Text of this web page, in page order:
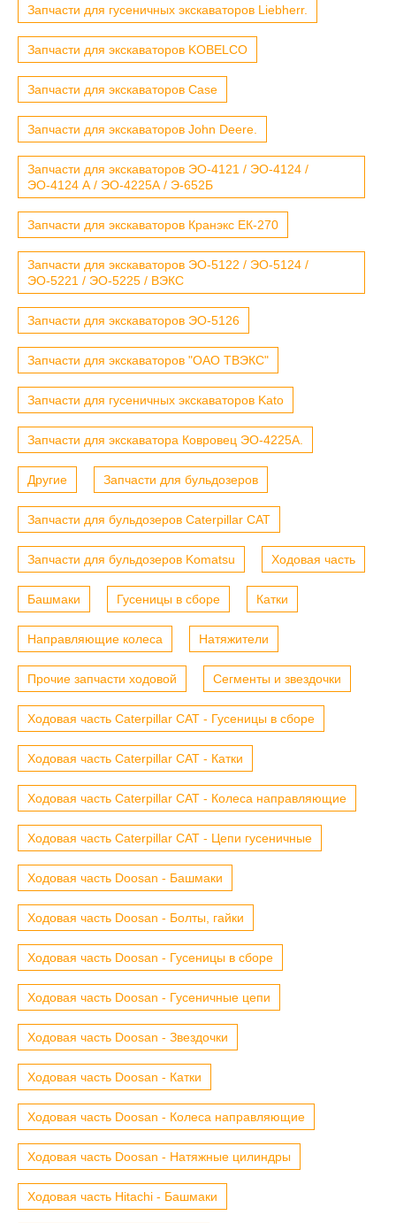
Запчасти для гусеничных экскаваторов Liebherr.
Запчасти для экскаваторов KOBELCO
Запчасти для экскаваторов Case
Запчасти для экскаваторов John Deere.
Запчасти для экскаваторов ЭО-4121 / ЭО-4124 /
ЭО-4124 А / ЭО-4225А / Э-652Б
Запчасти для экскаваторов Кранэкс ЕК-270
Запчасти для экскаваторов ЭО-5122 / ЭО-5124 /
ЭО-5221 / ЭО-5225 / ВЭКС
Запчасти для экскаваторов ЭО-5126
Запчасти для экскаваторов "ОАО ТВЭКС"
Запчасти для гусеничных экскаваторов Kato
Запчасти для экскаватора Ковровец ЭО-4225А.
Другие Запчасти для бульдозеров
Запчасти для бульдозеров Caterpillar CAT
Запчасти для бульдозеров Komatsu Ходовая часть
Башмаки Гусеницы в сборе Катки
Направляющие колеса Натяжители
Прочие запчасти ходовой Сегменты и звездочки
Ходовая часть Caterpillar CAT - Гусеницы в сборе
Ходовая часть Caterpillar CAT - Катки
Ходовая часть Caterpillar CAT - Колеса направляющие
Ходовая часть Caterpillar CAT - Цепи гусеничные
Ходовая часть Doosan - Башмаки
Ходовая часть Doosan - Болты, гайки
Ходовая часть Doosan - Гусеницы в сборе
Ходовая часть Doosan - Гусеничные цепи
Ходовая часть Doosan - Звездочки
Ходовая часть Doosan - Катки
Ходовая часть Doosan - Колеса направляющие
Ходовая часть Doosan - Натяжные цилиндры
Ходовая часть Hitachi - Башмаки